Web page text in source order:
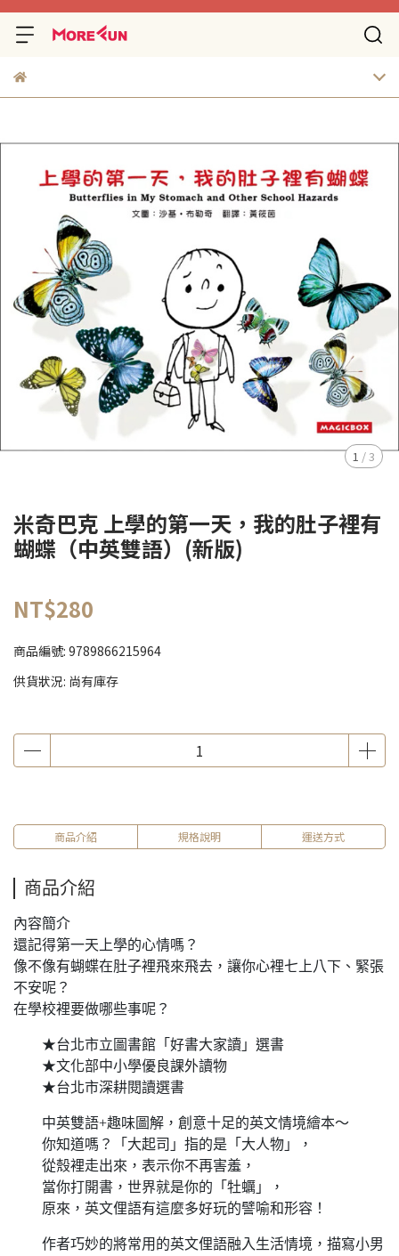
1 /3
米奇巴克 上學的第一天，我的肚子裡有
蝴蝶（中英雙語）(新版)
NT$280
商品編號: 9789866215964
供貨狀況: 尚有庫存
商品介紹 規格說明 運送方式
商品介紹
內容簡介
還記得第一天上學的心情嗎？
像不像有蝴蝶在肚子裡飛來飛去，讓你心裡七上八下、緊張
不安呢？
在學校裡要做哪些事呢？
★台北市立圖書館「好書大家讀」選書
★文化部中小學優良課外讀物
★台北市深耕閱讀選書
中英雙語+趣味圖解，創意十足的英文情境繪本～
你知道嗎？「大起司」指的是「大人物」，
從殼裡走出來，表示你不再害羞，
當你打開書，世界就是你的「牡蠣」，
原來，英文俚語有這麼多好玩的譬喻和形容！
作者巧妙的將常用的英文俚語融入生活情境，描寫小男